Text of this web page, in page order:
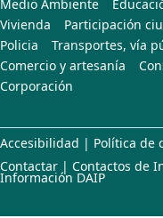
Medio Ambiente
Vivienda
Participación
Policia
Transportes, vía
Comercio y artesanía
Corporación
Accesibilidad | Política de
Contactar | Contactos de
Información DAIP